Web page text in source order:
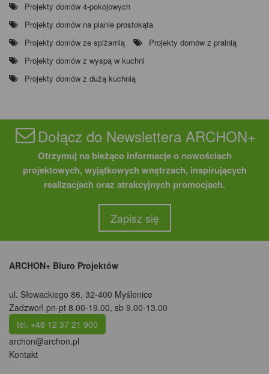
Projekty domów 4-pokojowych
Projekty domów na planie prostokąta
Projekty domów ze spiżarnią
Projekty domów z pralnią
Projekty domów z wyspą w kuchni
Projekty domów z dużą kuchnią
Dołącz do Newslettera ARCHON+
Otrzymuj na bieżąco informacje o nowościach
projektowych, wyjątkowych wnętrzach, inspirujących
realizacjach oraz atrakcyjnych promocjach.
Zapisz się
ARCHON+ Biuro Projektów
ul. Słowackiego 86, 32-400 Myślenice
Zadzwoń pn-pt 8.00-19.00, sb 9.00-13.00
tel. +48 12 37 21 900
archon@archon.pl
Kontakt